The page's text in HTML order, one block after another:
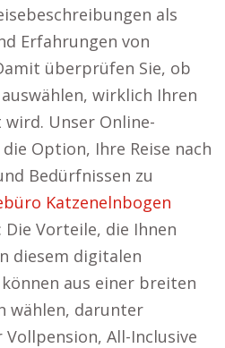
als
Erfahrungen von
überprüfen Sie, ob
wirklich Ihren
Unser Online-
Option, Ihre Reise nach
Bedürfnissen zu
Katzenelnbogen
Die Vorteile, die Ihnen
diesem digitalen
aus einer breiten
wählen, darunter
All-Inclusive